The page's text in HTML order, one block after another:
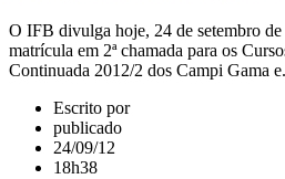
O IFB divulga hoje, 24 de setembro
matrícula em 2ª chamada para os
Continuada 2012/2 dos Campi Gama
Escrito por
publicado
24/09/12
18h38